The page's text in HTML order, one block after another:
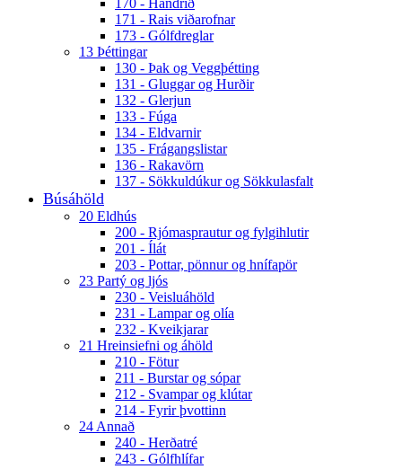
170 - Handrið
171 - Rais viðarofnar
173 - Gólfdreglar
13 Þéttingar
130 - Þak og Veggþétting
131 - Gluggar og Hurðir
132 - Glerjun
133 - Fúga
134 - Eldvarnir
135 - Frágangslistar
136 - Rakavörn
137 - Sökkuldúkur og Sökkulasfalt
Búsáhöld
20 Eldhús
200 - Rjómasprautur og fylgihlutir
201 - Ílát
203 - Pottar, pönnur og hnífapör
23 Partý og ljós
230 - Veisluáhöld
231 - Lampar og olía
232 - Kveikjarar
21 Hreinsiefni og áhöld
210 - Fötur
211 - Burstar og sópar
212 - Svampar og klútar
214 - Fyrir þvottinn
24 Annað
240 - Herðatré
243 - Gólfhlífar